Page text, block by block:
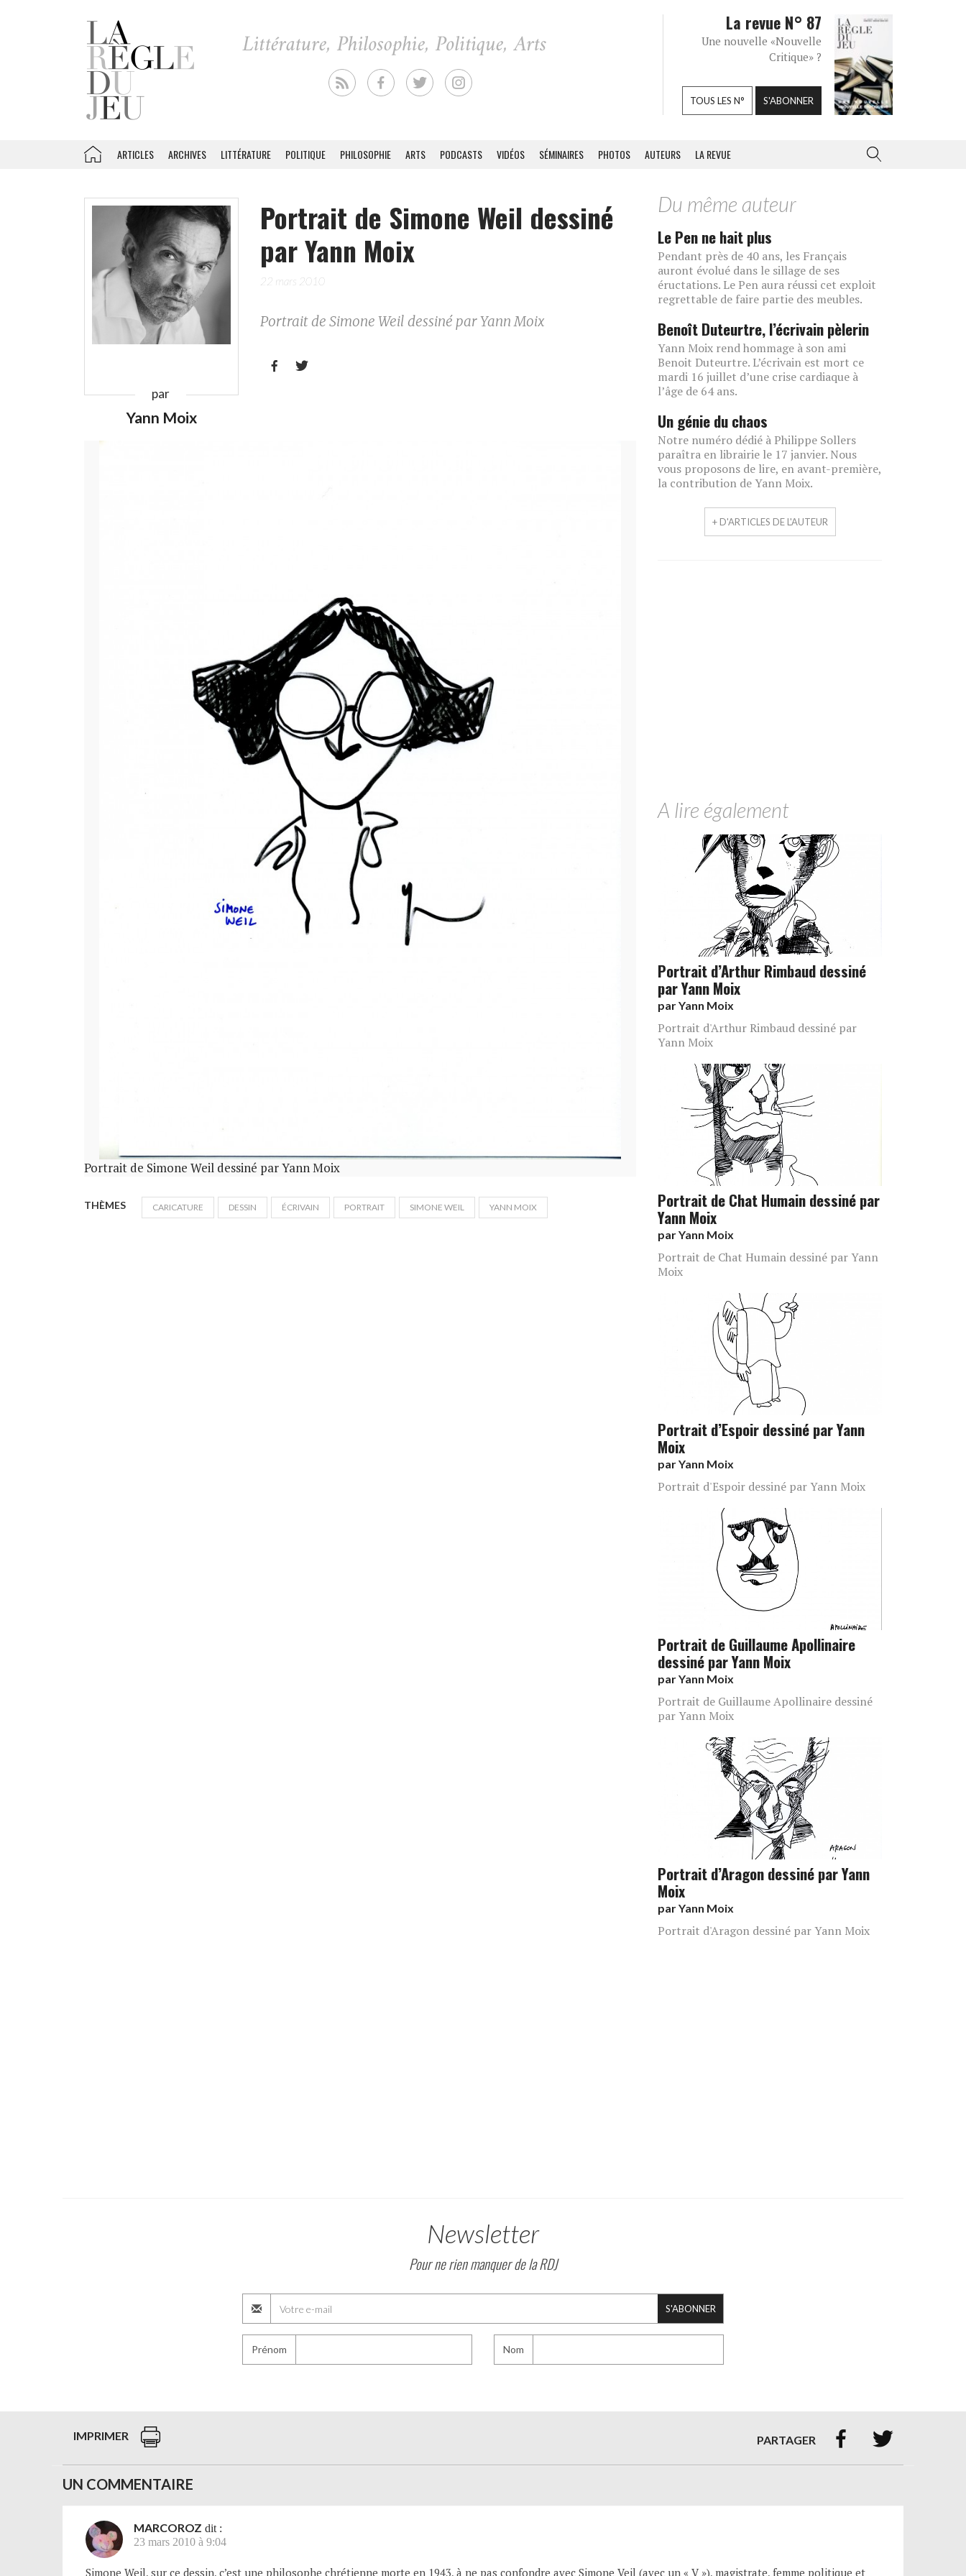
La revue N° 87
Une nouvelle «Nouvelle
Critique» ?
TOUS LES N° S'ABONNER
ARTICLES ARCHIVES LITTÉRATURE POLITIQUE PHILOSOPHIE ARTS PODCASTS VIDÉOS SÉMINAIRES PHOTOS AUTEURS LA REVUE
par
Yann Moix
Portrait de Simone Weil dessiné
par Yann Moix
22 mars 2010
Portrait de Simone Weil dessiné par Yann Moix
 
Portrait de Simone Weil dessiné par Yann Moix
THÈMES CARICATURE DESSIN ÉCRIVAIN PORTRAIT SIMONE WEIL YANN MOIX
Du même auteur
Le Pen ne hait plus
Pendant près de 40 ans, les Français
auront évolué dans le sillage de ses
éructations. Le Pen aura réussi cet exploit
regrettable de faire partie des meubles.
Benoît Duteurtre, l’écrivain pèlerin
Yann Moix rend hommage à son ami
Benoit Duteurtre. L’écrivain est mort ce
mardi 16 juillet d’une crise cardiaque à
l’âge de 64 ans.
Un génie du chaos
Notre numéro dédié à Philippe Sollers
paraîtra en librairie le 17 janvier. Nous
vous proposons de lire, en avant-première,
la contribution de Yann Moix.
+ D'ARTICLES DE L'AUTEUR
A lire également
Portrait d’Arthur Rimbaud dessiné
par Yann Moix
parYann Moix
Portrait d'Arthur Rimbaud dessiné par
Yann Moix
Portrait de Chat Humain dessiné par
Yann Moix
parYann Moix
Portrait de Chat Humain dessiné par Yann
Moix
Portrait d’Espoir dessiné par Yann
Moix
parYann Moix
Portrait d'Espoir dessiné par Yann Moix
Portrait de Guillaume Apollinaire
dessiné par Yann Moix
parYann Moix
Portrait de Guillaume Apollinaire dessiné
par Yann Moix
Portrait d’Aragon dessiné par Yann
Moix
parYann Moix
Portrait d'Aragon dessiné par Yann Moix
Newsletter
Pour ne rien manquer de la RDJ
S'ABONNER
Prénom Nom
IMPRIMER PARTAGER  
UN COMMENTAIRE
MARCOROZ dit :
23 mars 2010 à 9:04
Simone Weil, sur ce dessin, c’est une philosophe chrétienne morte en 1943, à ne pas confondre avec Simone Veil (avec un « V »), magistrate, femme politique et